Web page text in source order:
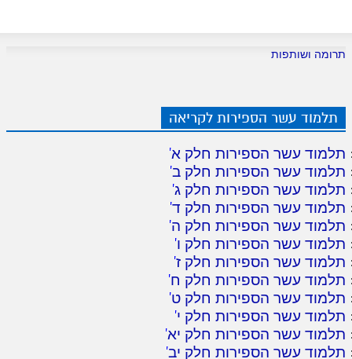
תרומה ושותפות
תלמוד עשר הספירות לקריאה
תלמוד עשר הספירות חלק א'
תלמוד עשר הספירות חלק ב'
תלמוד עשר הספירות חלק ג'
תלמוד עשר הספירות חלק ד'
תלמוד עשר הספירות חלק ה'
תלמוד עשר הספירות חלק ו'
תלמוד עשר הספירות חלק ז'
תלמוד עשר הספירות חלק ח'
תלמוד עשר הספירות חלק ט'
תלמוד עשר הספירות חלק י'
תלמוד עשר הספירות חלק יא'
תלמוד עשר הספירות חלק יב'